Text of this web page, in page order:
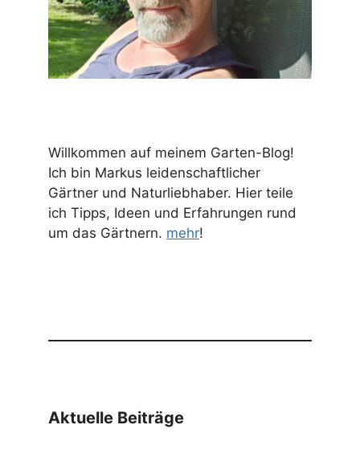
Willkommen auf meinem Garten-Blog!
Ich bin Markus leidenschaftlicher
Gärtner und Naturliebhaber. Hier teile
ich Tipps, Ideen und Erfahrungen rund
um das Gärtnern. mehr!
Aktuelle Beiträge